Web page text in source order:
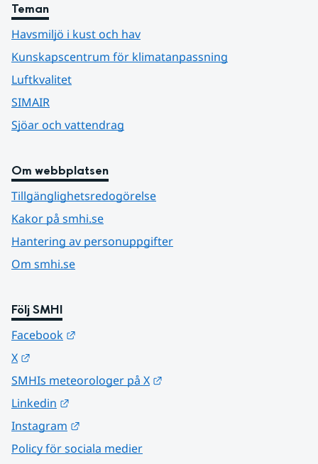
Teman
Havsmiljö i kust och hav
Kunskapscentrum för klimatanpassning
Luftkvalitet
SIMAIR
Sjöar och vattendrag
Om webbplatsen
Tillgänglighetsredogörelse
Kakor på smhi.se
Hantering av personuppgifter
Om smhi.se
Följ SMHI
Facebook
X
SMHIs meteorologer på X
Linkedin
Instagram
Policy för sociala medier